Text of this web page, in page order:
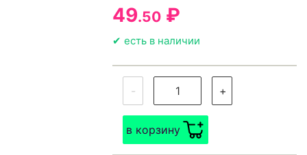
49.50 ₽
✔ есть в наличии
- +
в корзину